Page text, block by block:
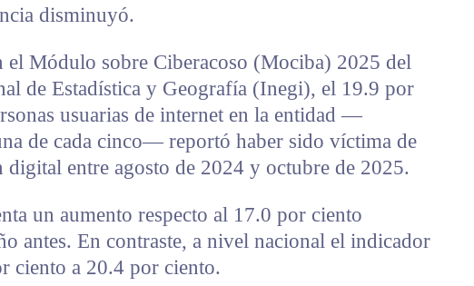
disminuyó.
el Módulo sobre Ciberacoso (Mociba) 2025 del
de Estadística y Geografía (Inegi), el 19.9 por
usuarias de internet en la entidad —
de cada cinco— reportó haber sido víctima de
digital entre agosto de 2024 y octubre de 2025.
un aumento respecto al 17.0 por ciento
antes. En contraste, a nivel nacional el indicador
ciento a 20.4 por ciento.